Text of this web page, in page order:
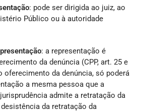
: pode ser dirigida ao juiz, ao
Público ou à autoridade
: a representação é
da denúncia (CPP, art. 25 e
oferecimento da denúncia, só poderá
a mesma pessoa que a
admite a retratação da
da retratação da